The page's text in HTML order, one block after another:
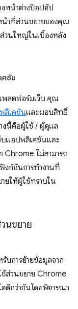
หน้าต่างป๊อปอัป
น้าที่ส่วนขยายของคุณ
วนใหญ่ในเบื้องหลัง
คชัน
พลตฟอร์มเว็บ คุณ
ลิเคชันและมอบสิทธิ์
งนี้คือผู้ใช้ / ผู้ดูแล
บแอปพลิเคชันและ
Chrome ไม่สามารถ
งก์ชันการทำงานที่
ยให้ผู้ใช้ทราบใน
นขยาย
บการย้ายข้อมูลจาก
ส่วนขยาย Chrome
ดีกว่ากันโดยพิจารณา